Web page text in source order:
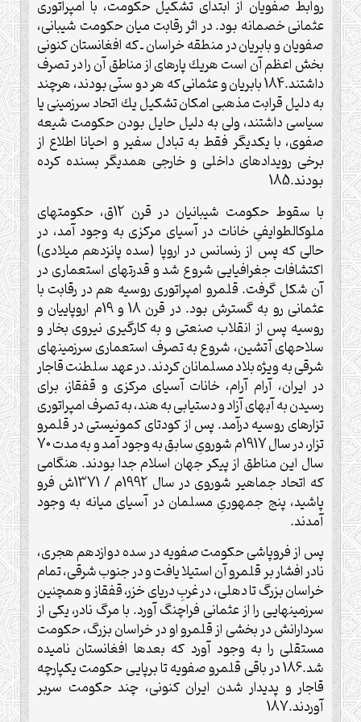
روابط صفويان از ابتداى تشكيل حكومت، با امپراتورى
عثمانى خصمانه بود. در اثر رقابت ميان حكومت شيبانى،
صفويان و بابريان در منطقه خراسان ـ كه افغانستان كنونى
بخش اعظم آن است هريك پاره‏اى از مناطق آن را در تصرف
داشتند.184 بابريان و عثمانى كه هر دو سنّى بودند، هرچند
به دليل قرابت مذهبى امكان تشكيل يك اتحاد سرزمينى يا
سياسى داشتند، ولى به دليل حايل بودن حكومت شيعه
صفوى، با يكديگر فقط به تبادل سفير و احيانا اطلاع از
برخى رويدادهاى داخلى و خارجى همديگر بسنده كرده
بودند.185
با سقوط حكومت شيبانيان در قرن 12ق، حكومت‏هاى
ملوك‏الطوايفىِ خانات در آسياى مركزى به وجود آمد، در
حالى كه پس از رنسانس در اروپا (سده پانزدهم ميلادى)
اكتشافات جغرافيايى شروع شد و قدرت‏هاى استعمارى در
آن شكل گرفت. قلمرو امپراتورى روسيه هم در رقابت با
عثمانى رو به گسترش بود. در قرن 18 و 19م اروپاييان و
روسيه پس از انقلاب صنعتى و به كارگيرى نيروى بخار و
سلاح‏هاى آتشين، شروع به تصرف استعمارى سرزمين‏هاى
شرقى به ويژه بلاد مسلمانان كردند. در عهد سلطنت قاجار
در ايران، آرام آرام، خانات آسياى مركزى و قفقاز، براى
رسيدن به آب‏هاى آزاد و دست‏يابى به هند، به تصرف امپراتورى
تزارهاى روسيه درآمد. پس از كودتاى كمونيستى در قلمرو
تزار، در سال 1917م شوروىِ سابق به وجود آمد و به مدت 70
سال اين مناطق از پيكر جهان اسلام جدا بودند. هنگامى
كه اتحاد جماهير شوروى در سال 1992م / 1371ش فرو
پاشيد، پنج جمهورىِ مسلمان در آسياى ميانه به وجود
آمدند.
پس از فروپاشى حكومت صفويه در سده دوازدهم هجرى،
نادر افشار بر قلمرو آن استيلا يافت و در جنوب شرقى، تمام
خراسان بزرگ تا دهلى، در غربِ درياى خزر، قفقاز و همچنين
سرزمين‏هايى را از عثمانى فراچنگ آورد. با مرگ نادر، يكى از
سردارانش در بخشى از قلمرو او در خراسان بزرگ، حكومت
مستقلى را به وجود آورد كه بعدها افغانستان ناميده
شد.186 در باقى قلمرو صفويه تا برپايى حكومت يكپارچه
قاجار و پديدار شدن ايران كنونى، چند حكومت سربر
آوردند.187